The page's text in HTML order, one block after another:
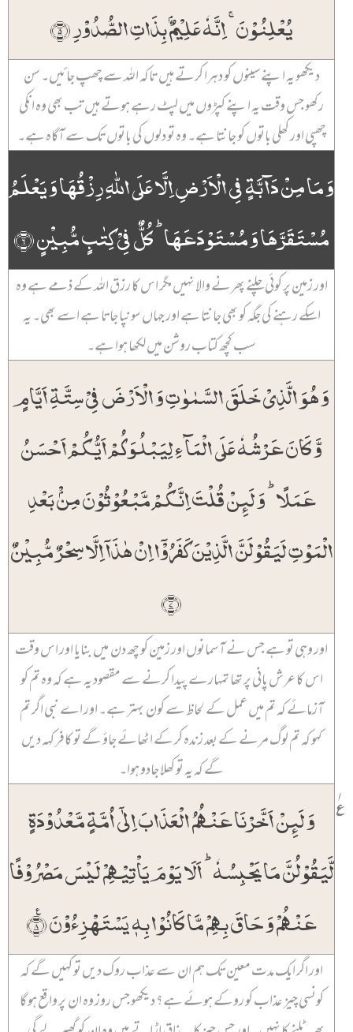
یُعۡلِنُوۡنَ ۚ اِنَّہٗ عَلِیۡمٌۢ بِذَاتِ الصُّدُوۡرِ ﴿۵﴾
دیکھو یہ اپنے سینوں کو دہرا کرتے ہیں تاکہ اللہ سے چھپ جائیں۔ سن
رکھو جس وقت یہ اپنے کپڑوں میں لپٹ رہے ہوتے ہیں تب بھی وہ انکی
چھپی اور کھلی باتوں کو جانتا ہے۔ وہ تو دلوں کی باتوں تک سے آگاہ ہے۔
وَ مَا مِنۡ دَآبَّۃٍ فِی الۡاَرۡضِ اِلَّا عَلَی اللّٰہِ رِزۡقُہَا وَ یَعۡلَمُ
مُسۡتَقَرَّہَا وَ مُسۡتَوۡدَعَہَا ؕ کُلٌّ فِیۡ کِتٰبٍ مُّبِیۡنٍ ﴿۶﴾
اور زمین پر کوئی چلنے پھرنے والا نہیں مگر اس کا رزق اللہ کے ذمے ہے وہ
اسکے رہنے کی جگہ کو بھی جانتا ہے اور جہاں سونپا جاتا ہے اسے بھی۔ یہ
سب کچھ کتاب روشن میں لکھا ہوا ہے۔
وَ ہُوَ الَّذِیۡ خَلَقَ السَّمٰوٰتِ وَ الۡاَرۡضَ فِیۡ سِتَّۃِ اَیَّامٍ
وَّ کَانَ عَرۡشُہٗ عَلَی الۡمَآءِ لِیَبۡلُوَکُمۡ اَیُّکُمۡ اَحۡسَنُ
عَمَلًا ؕ وَ لَئِنۡ قُلۡتَ اِنَّکُمۡ مَّبۡعُوۡثُوۡنَ مِنۡۢ بَعۡدِ
الۡمَوۡتِ لَیَقُوۡلَنَّ الَّذِیۡنَ کَفَرُوۡۤا اِنۡ ہٰذَاۤ اِلَّا سِحۡرٌ مُّبِیۡنٌ
﴿۷﴾
اور وہی تو ہے جس نے آسمانوں اور زمین کو چھ دن میں بنایا اور اس وقت
اس کا عرش پانی پر تھا تمہارے پیدا کرنے سے مقصود یہ ہے کہ وہ تم کو
آزمائے کہ تم میں عمل کے لحاظ سے کون بہتر ہے۔ اور اے نبی اگر تم
کہو کہ تم لوگ مرنے کے بعد زندہ کر کے اٹھائے جاؤ گے تو کافر کہہ دیں
گے کہ یہ تو کھلا جادو ہوا۔
وَ لَئِنۡ اَخَّرۡنَا عَنۡہُمُ الۡعَذَابَ اِلٰۤی اُمَّۃٍ مَّعۡدُوۡدَۃٍ
لَّیَقُوۡلُنَّ مَا یَحۡبِسُہٗ ؕ اَلَا یَوۡمَ یَاۡتِیۡہِمۡ لَیۡسَ مَصۡرُوۡفًا
عَنۡہُمۡ وَ حَاقَ بِہِمۡ مَّا کَانُوۡا بِہٖ یَسۡتَہۡزِءُوۡنَ ٪﴿۸﴾
۱
اور اگر ایک مدت معین تک ہم ان سے عذاب روک دیں تو کہیں گے کہ
کونسی چیز عذاب کو روکے ہوئے ہے؟ دیکھو جس روز وہ ان پر واقع ہو گا